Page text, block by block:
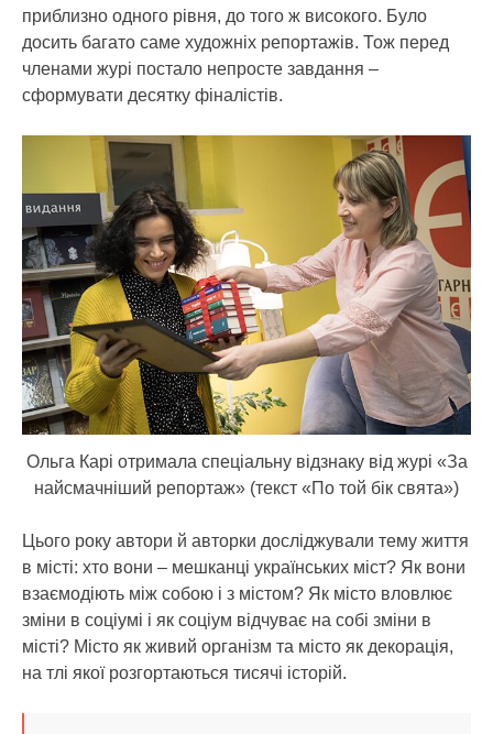
приблизно одного рівня, до того ж високого. Було
досить багато саме художніх репортажів. Тож перед
членами журі постало непросте завдання –
сформувати десятку фіналістів.
Ольга Карі отримала спеціальну відзнаку від журі «За
найсмачніший репортаж» (текст «По той бік свята»)
Цього року автори й авторки досліджували тему життя
в місті: хто вони – мешканці українських міст? Як вони
взаємодіють між собою і з містом? Як місто вловлює
зміни в соціумі і як соціум відчуває на собі зміни в
місті? Місто як живий організм та місто як декорація,
на тлі якої розгортаються тисячі історій.